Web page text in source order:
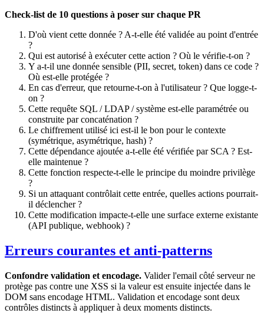
Check-list de 10 questions à poser sur chaque PR
D'où vient cette donnée ? A-t-elle été validée au point d'entrée
?
Qui est autorisé à exécuter cette action ? Où le vérifie-t-on ?
Y a-t-il une donnée sensible (PII, secret, token) dans ce code ?
Où est-elle protégée ?
En cas d'erreur, que retourne-t-on à l'utilisateur ? Que logge-t-
on ?
Cette requête SQL / LDAP / système est-elle paramétrée ou
construite par concaténation ?
Le chiffrement utilisé ici est-il le bon pour le contexte
(symétrique, asymétrique, hash) ?
Cette dépendance ajoutée a-t-elle été vérifiée par SCA ? Est-
elle maintenue ?
Cette fonction respecte-t-elle le principe du moindre privilège
?
Si un attaquant contrôlait cette entrée, quelles actions pourrait-
il déclencher ?
Cette modification impacte-t-elle une surface externe existante
(API publique, webhook) ?
Erreurs courantes et anti-patterns
Confondre validation et encodage. Valider l'email côté serveur ne
protège pas contre une XSS si la valeur est ensuite injectée dans le
DOM sans encodage HTML. Validation et encodage sont deux
contrôles distincts à appliquer à deux moments distincts.